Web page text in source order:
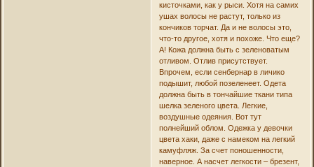
кисточками, как у рыси. Хотя на самих
ушах волосы не растут, только из
кончиков торчат. Да и не волосы это,
что-то другое, хотя и похоже. Что еще?
А! Кожа должна быть с зеленоватым
отливом. Отлив присутствует.
Впрочем, если сенбернар в личико
подышит, любой позеленеет. Одета
должна быть в тончайшие ткани типа
шелка зеленого цвета. Легкие,
воздушные одеяния. Вот тут
полнейший облом. Одежка у девочки
цвета хаки, даже с намеком на легкий
камуфляж. За счет поношенности,
наверное. А насчет легкости – брезент,